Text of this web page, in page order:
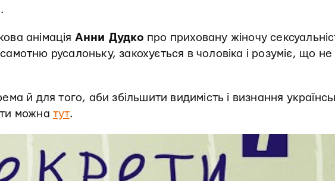
анімація Анни Дудко про приховану жіночу
русалоньку, закохується в чоловіка і розуміє, що не
й для того, аби збільшити видимість і визнання
можна тут.